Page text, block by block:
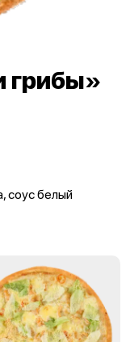
грибы»
соус белый